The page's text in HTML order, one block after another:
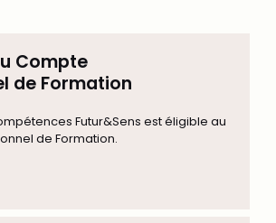
Compte
de Formation
Futur&Sens est éligible au
de Formation.